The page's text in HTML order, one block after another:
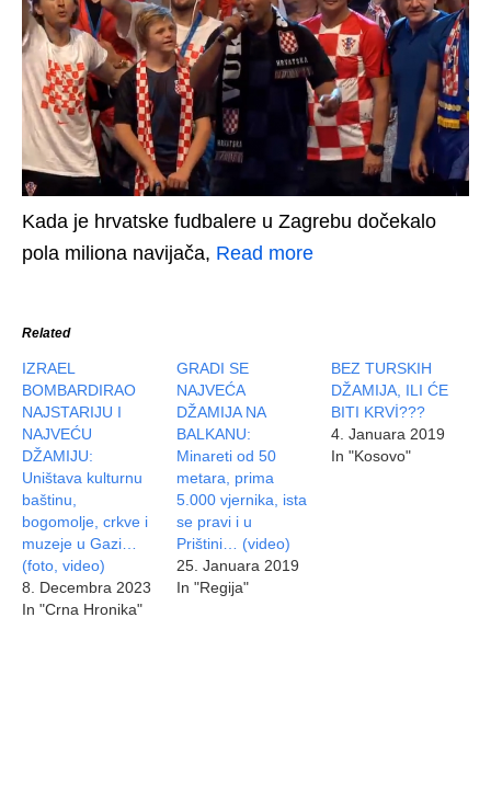
Kada je hrvatske fudbalere u Zagrebu dočekalo
pola miliona navijača, Read more
Related
IZRAEL
BOMBARDIRAO
NAJSTARIJU I
NAJVEĆU
DŽAMIJU:
Uništava kulturnu
baštinu,
bogomolje, crkve i
muzeje u Gazi…
(foto, video)
8. Decembra 2023
In "Crna Hronika"
GRADI SE
NAJVEĆA
DŽAMIJA NA
BALKANU:
Minareti od 50
metara, prima
5.000 vjernika, ista
se pravi i u
Prištini… (video)
25. Januara 2019
In "Regija"
BEZ TURSKIH
DŽAMIJA, ILI ĆE
BITI KRVİ???
4. Januara 2019
In "Kosovo"